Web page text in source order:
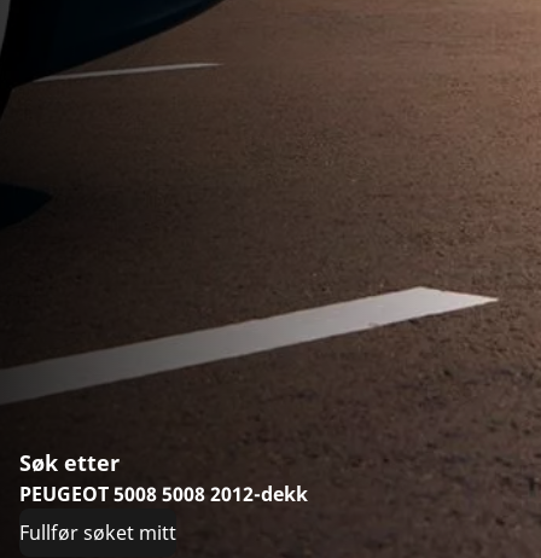
Søk etter
PEUGEOT 5008 5008 2012-dekk
Fullfør søket mitt